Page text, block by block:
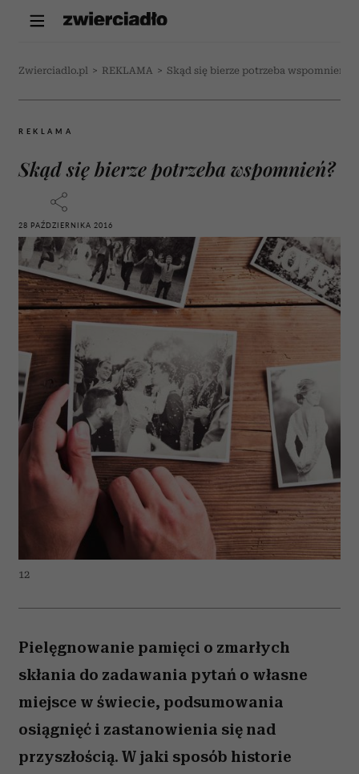
Zwierciadlo.pl > REKLAMA > Skąd się bierze potrzeba wspomnień?
REKLAMA
Skąd się bierze potrzeba wspomnień?
28 PAŹDZIERNIKA 2016
12
Pielęgnowanie pamięci o zmarłych
skłania do zadawania pytań o własne
miejsce w świecie, podsumowania
osiągnięć i zastanowienia się nad
przyszłością. W jaki sposób historie